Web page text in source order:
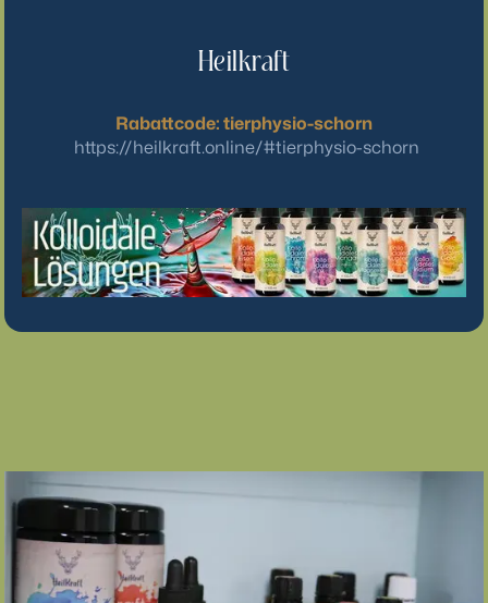
Heilkraft
Rabattcode: tierphysio-schorn
https://heilkraft.online/#tierphysio-schorn